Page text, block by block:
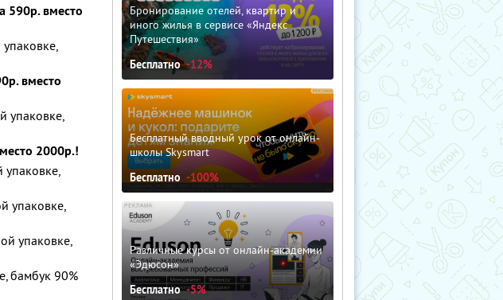
590р. вместо
вместо
упаковке,
2000р.!
упаковке,
упаковке,
бамбук 90%
Бронирование отелей, квартир и
иного жилья в сервисе «Яндекс
Путешествия»
Бесплатно -12%
Бесплатный вводный урок от онлайн-
школы Skysmart
Бесплатно -100%
Различные курсы от онлайн-академии
«Эдюсон»
Бесплатно -5%